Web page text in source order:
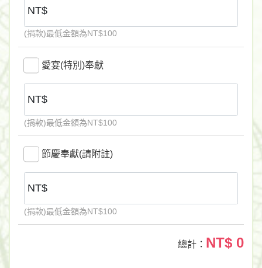
(捐款)最低金額為NT$100
愛宴(特別)奉獻
(捐款)最低金額為NT$100
節慶奉獻(請附註)
(捐款)最低金額為NT$100
總計： NT$ 0